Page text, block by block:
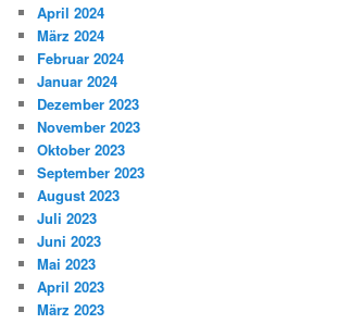
April 2024
März 2024
Februar 2024
Januar 2024
Dezember 2023
November 2023
Oktober 2023
September 2023
August 2023
Juli 2023
Juni 2023
Mai 2023
April 2023
März 2023